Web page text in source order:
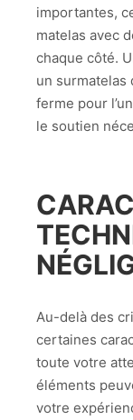
importantes,
matelas avec
chaque côté.
un surmatelas
ferme pour
le soutien
Au-delà des
certaines
toute votre
éléments
votre